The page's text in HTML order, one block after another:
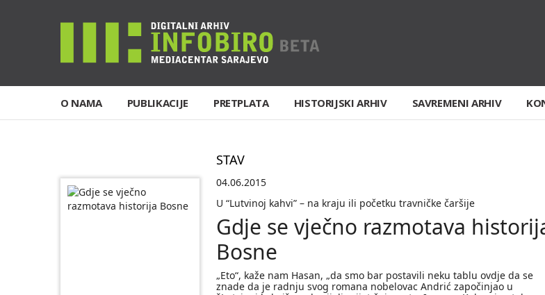
O NAMA PUBLIKACIJE PRETPLATA HISTORIJSKI ARHIV SAVREMENI ARHIV
STAV
04.06.2015
U “Lutvinoj kahvi” – na kraju ili početku travničke čaršije
Gdje se vječno razmotava
Bosne
„Eto“, kaže nam Hasan, „da smo bar postavili neku tablu ovdje da se
znade da je radnju svog romana nobelovac Andrić započinjao u